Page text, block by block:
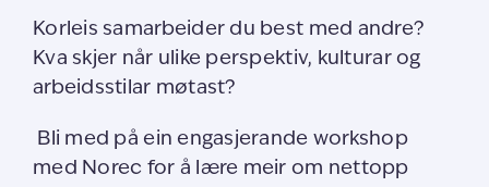
Korleis samarbeider du best med andre?
Kva skjer når ulike perspektiv, kulturar og
arbeidsstilar møtast?
Bli med på ein engasjerande workshop
med Norec for å lære meir om nettopp